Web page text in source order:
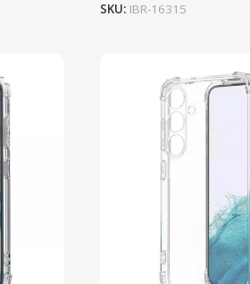
SKU: IBR-16315